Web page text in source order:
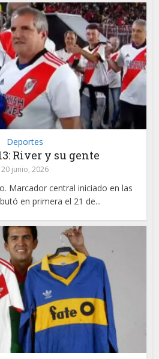
Deportes
River y su gente
20 junio, 2026
Marcador central iniciado en las
en primera el 21 de...